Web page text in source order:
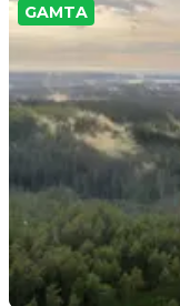
GAMTA